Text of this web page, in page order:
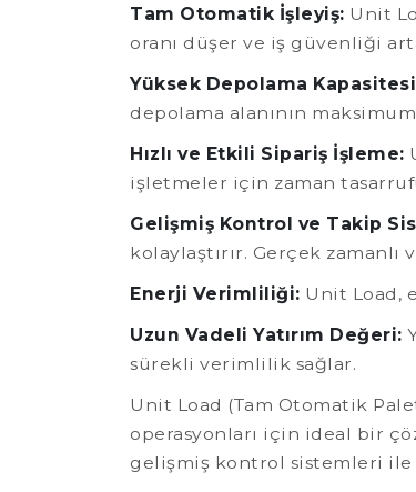
Tam Otomatik İşleyiş: Unit
oranı düşer ve iş güvenliği
Yüksek Depolama
depolama alanının
Hızlı ve Etkili Sipariş İşleme:
işletmeler için zaman
Gelişmiş Kontrol ve Takip
kolaylaştırır. Gerçek
Enerji Verimliliği: Unit Load,
Uzun Vadeli Yatırım Değeri:
sürekli verimlilik sağlar.
Unit Load (Tam Otomatik
operasyonları için ideal bir
gelişmiş kontrol sistemleri